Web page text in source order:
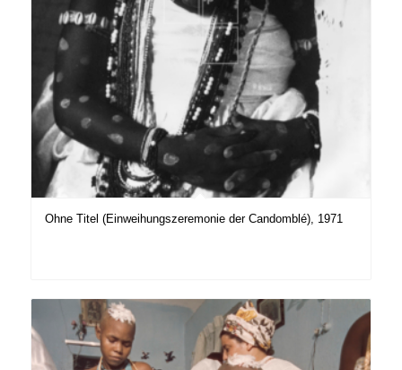
Ohne Titel (Einweihungszeremonie der Candomblé), 1971